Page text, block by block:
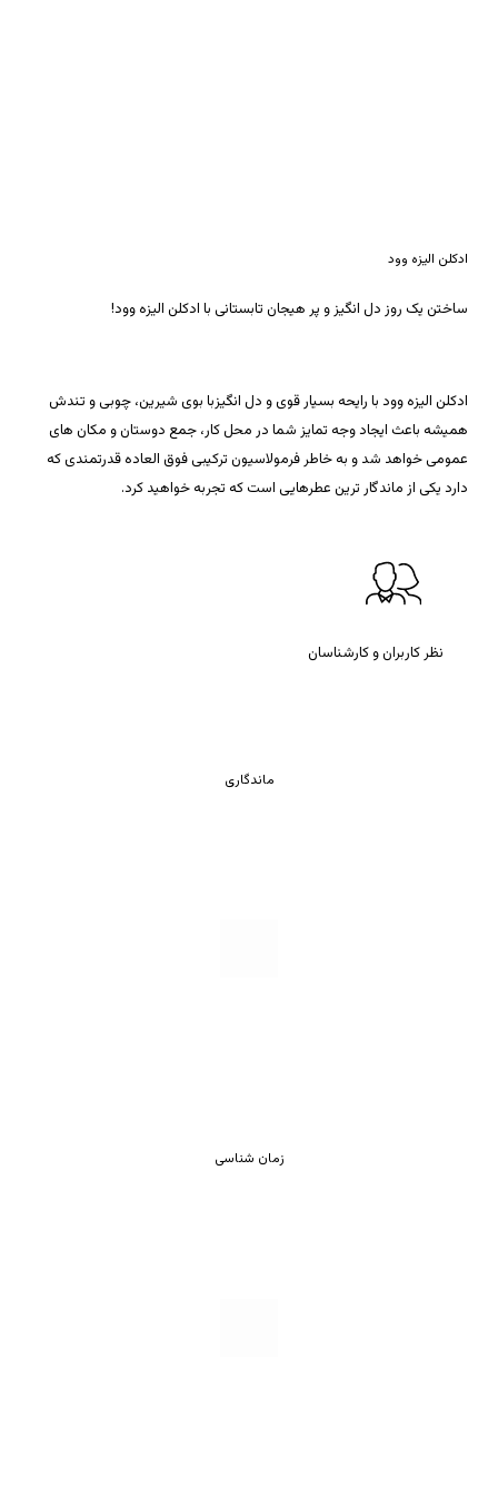
ادکلن الیزه وود
ساختن یک روز دل انگیز و پر هیجان تابستانی با ادکلن الیزه وود!
ادکلن الیزه وود با رایحه بسیار قوی و دل انگیزبا بوی شیرین، چوبی و تندش
همیشه باعث ایجاد وجه تمایز شما در محل کار، جمع دوستان و مکان های
عمومی خواهد شد و به خاطر فرمولاسیون ترکیبی فوق العاده قدرتمندی که
دارد یکی از ماندگار ترین عطرهایی است که تجربه خواهید کرد.
نظر کاربران و کارشناسان
ماندگاری
زمان شناسی